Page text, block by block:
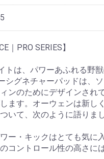
｜PRO SERIES】
トは、パワーあふれる野
シグネチャーパッドは、
ンのためにデザインされ
ます。オーウェンは新し
いて、次のように語りまし
ー・キックはとても気に
コントロール性の高さに